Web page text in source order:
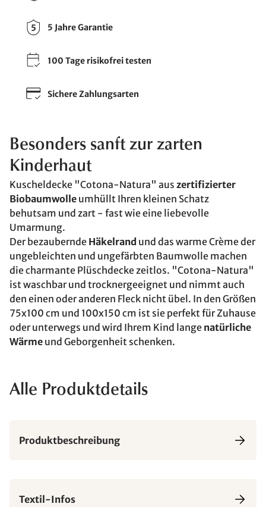
5 Jahre Garantie
100 Tage risikofrei testen
Sichere Zahlungsarten
Besonders sanft zur zarten
Kinderhaut
Kuscheldecke "Cotona-Natura" aus zertifizierter
Biobaumwolle umhüllt Ihren kleinen Schatz
behutsam und zart - fast wie eine liebevolle
Umarmung.
Der bezaubernde Häkelrand und das warme Crème der
ungebleichten und ungefärbten Baumwolle machen
die charmante Plüschdecke zeitlos. "Cotona-Natura"
ist waschbar und trocknergeeignet und nimmt auch
den einen oder anderen Fleck nicht übel. In den Größen
75x100 cm und 100x150 cm ist sie perfekt für Zuhause
oder unterwegs und wird Ihrem Kind lange natürliche
Wärme und Geborgenheit schenken.
Alle Produktdetails
Produktbeschreibung
Textil-Infos